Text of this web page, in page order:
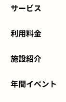
サービス
利用料金
施設紹介
年間イベント